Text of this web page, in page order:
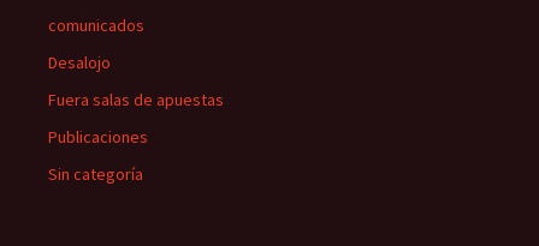
comunicados
Desalojo
Fuera salas de apuestas
Publicaciones
Sin categoría